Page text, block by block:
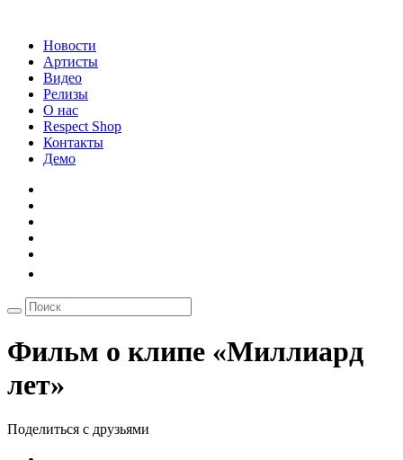
Новости
Артисты
Видео
Релизы
О нас
Respect Shop
Контакты
Демо
Фильм о клипе «Миллиард
лет»
Поделиться с друзьями